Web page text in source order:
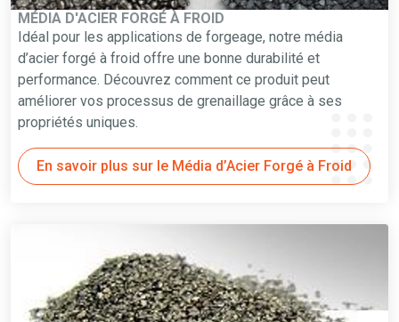
MÉDIA D'ACIER FORGÉ À FROID
Idéal pour les applications de forgeage, notre média
d’acier forgé à froid offre une bonne durabilité et
performance. Découvrez comment ce produit peut
améliorer vos processus de grenaillage grâce à ses
propriétés uniques.
En savoir plus sur le Média d’Acier Forgé à Froid